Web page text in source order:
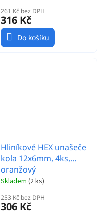
261 Kč bez DPH
316 Kč
Do košíku
Hliníkové HEX unašeče
kola 12x6mm, 4ks,
oranžový
Skladem (2 ks)
253 Kč bez DPH
306 Kč